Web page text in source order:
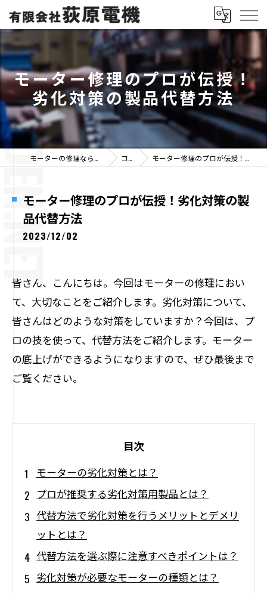
モーター修理のプロが伝授！
劣化対策の製品代替方法
コラム モーター修理のプロが伝授！劣化対策の製品代替方法
モーター修理のプロが伝授！劣化対策の製
品代替方法
2023/12/02
皆さん、こんにちは。今回はモーターの修理におい
て、大切なことをご紹介します。劣化対策について、
皆さんはどのような対策をしていますか？今回は、プ
ロの技を使って、代替方法をご紹介します。モーター
の底上げができるようになりますので、ぜひ最後まで
ご覧ください。
目次
モーターの劣化対策とは？
プロが推奨する劣化対策用製品とは？
代替方法で劣化対策を行うメリットとデメリ
ットとは？
代替方法を選ぶ際に注意すべきポイントは？
劣化対策が必要なモーターの種類とは？